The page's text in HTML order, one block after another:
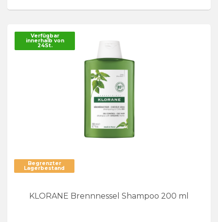
Verfügbar
innerhalb von
24St.
Begrenzter
Lagerbestand
KLORANE Brennnessel Shampoo 200 ml